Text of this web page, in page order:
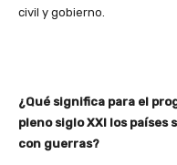
civil y gobierno.
¿Qué significa para el
pleno siglo XXI los
con guerras?